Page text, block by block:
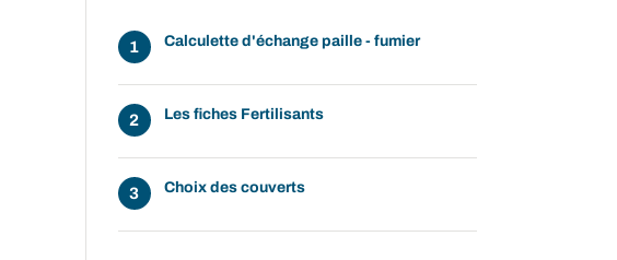
Calculette d'échange paille - fumier
Les fiches Fertilisants
Choix des couverts